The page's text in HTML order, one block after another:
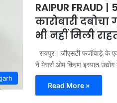
RAIPUR FRAUD
कारोबारी दबोचा
भी नहीं मिली
रायपुर। जीएसटी फर्जीवाड़े के
ने मेसर्स ओम किरण इस्पात उद्योग
Read More »